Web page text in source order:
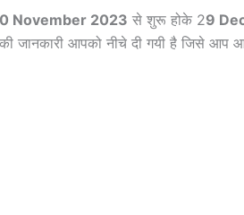
November 2023 से शुरू होके 29
की जानकारी आपको नीचे दी गयी है जिसे